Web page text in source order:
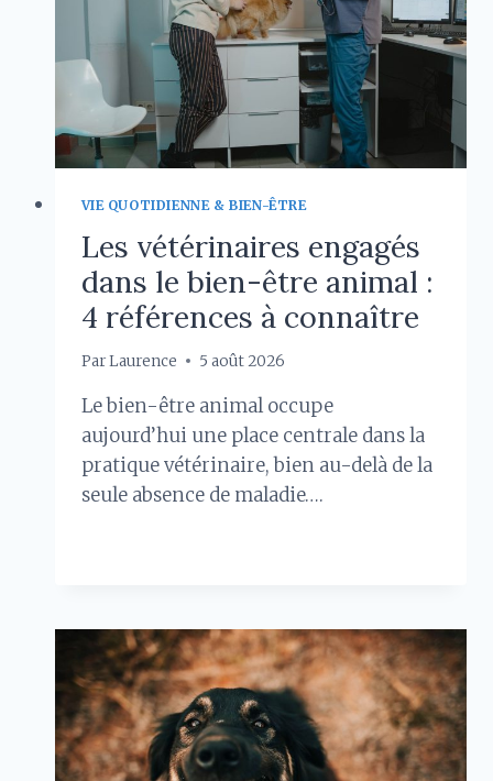
VISITE
RESPECTUEUSE
VIE QUOTIDIENNE & BIEN-ÊTRE
Les vétérinaires engagés
dans le bien-être animal :
4 références à connaître
Par Laurence 5 août 2026
Le bien-être animal occupe
aujourd’hui une place centrale dans la
pratique vétérinaire, bien au-delà de la
seule absence de maladie….
LE
BIEN-
ÊTRE
ANIMAL
:
4
RÉFÉRENCES